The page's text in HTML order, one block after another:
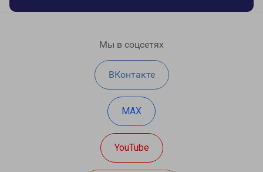
Мы в соцсетях
ВКонтакте
MAX
YouTube